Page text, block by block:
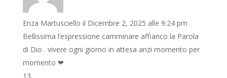
Enza Martusciello il Dicembre 2, 2025 alle 9:24 pm
Bellissima l’espressione camminare affianco la Parola
di Dio . vivere ogni giorno in attesa anzi momento per
momento ❤